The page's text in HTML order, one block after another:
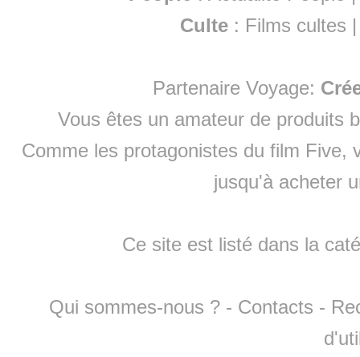
Culte : Films cultes
Partenaire Voyage:
Vous êtes un amateur de produits
Comme les protagonistes du film Five,
jusqu'à acheter
Ce site est listé dans la
Qui sommes-nous ? - Contacts -